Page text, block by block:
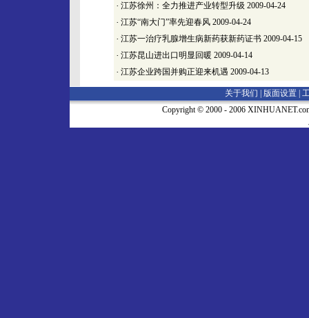
· 江苏徐州：全力推进产业转型升级 2009-04-24
· 江苏“南大门”率先迎春风 2009-04-24
· 江苏一治疗乳腺增生病新药获新药证书 2009-04-15
· 江苏昆山进出口明显回暖 2009-04-14
· 江苏企业跨国并购正迎来机遇 2009-04-13
关于我们 | 版面设置
Copyright © 2000 - 2006